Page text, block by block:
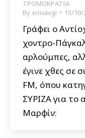
ΤΡΟΜΟΚΡΑΤΙΑ
Byxrisiavgi 15/10/
Γράφει ο
χοντρο-
αρλούμπες,
έγινε χθες σε
FM, όπου
ΣΥΡΙΖΑ για το
Μαρφίν: